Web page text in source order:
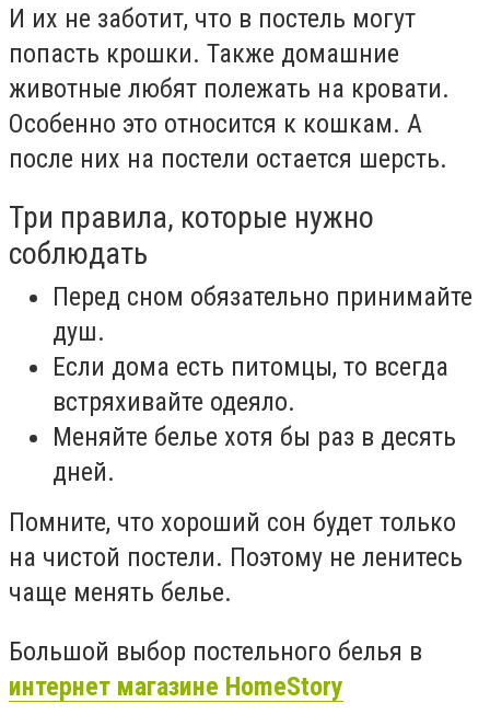
И их не заботит, что в постель могут
попасть крошки. Также домашние
животные любят полежать на кровати.
Особенно это относится к кошкам. А
после них на постели остается шерсть.
Три правила, которые нужно
соблюдать
Перед сном обязательно принимайте
душ.
Если дома есть питомцы, то всегда
встряхивайте одеяло.
Меняйте белье хотя бы раз в десять
дней.
Помните, что хороший сон будет только
на чистой постели. Поэтому не ленитесь
чаще менять белье.
Большой выбор постельного белья в
интернет магазине HomeStory